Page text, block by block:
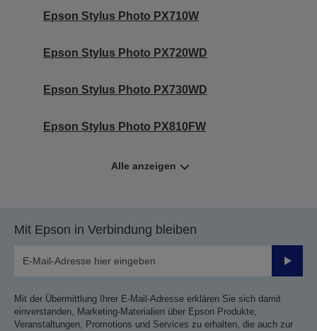
Epson Stylus Photo PX710W
Epson Stylus Photo PX720WD
Epson Stylus Photo PX730WD
Epson Stylus Photo PX810FW
Alle anzeigen
Mit Epson in Verbindung bleiben
Mit der Übermittlung Ihrer E-Mail-Adresse erklären Sie sich damit
einverstanden, Marketing-Materialien über Epson Produkte,
Veranstaltungen, Promotions und Services zu erhalten, die auch zur